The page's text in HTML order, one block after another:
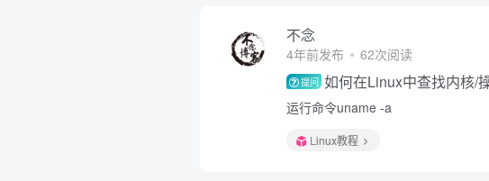
不念
4年前发布 62次阅读
提问 如何在Linux中查找内核/
运行命令uname -a
Linux教程